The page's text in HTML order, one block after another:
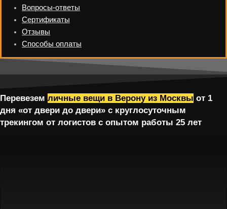
Вопросы-ответы
Сертификаты
Отзывы
Способы оплаты
Перевезем личные вещи в Верону из Москвы от 1
дня «от двери до двери» с круглосуточным
трекингом от логистов с опытом работы 25 лет